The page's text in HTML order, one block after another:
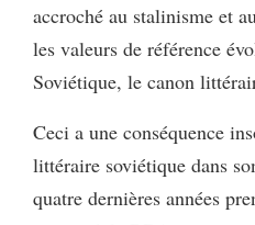
accroché au stalinisme et
les valeurs de référence
Soviétique, le canon
Ceci a une conséquence
littéraire soviétique dans
quatre dernières années